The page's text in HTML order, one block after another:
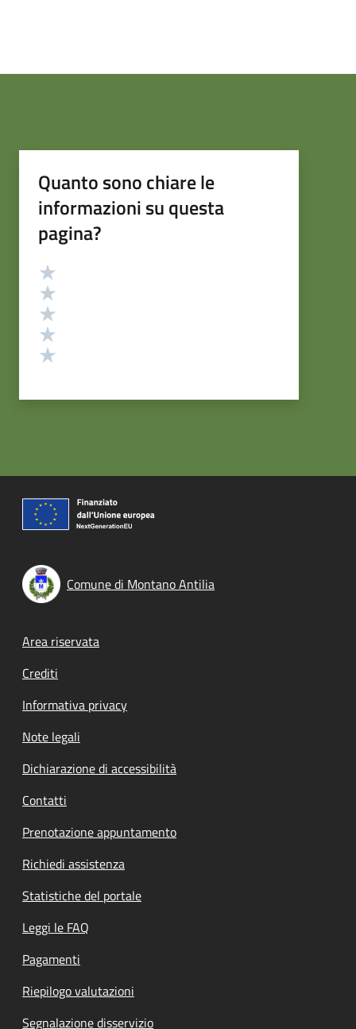
Quanto sono chiare le
informazioni su questa
pagina?
Valutazione
Comune di Montano Antilia
Footer menu
Area riservata
Crediti
Informativa privacy
Note legali
Dichiarazione di accessibilità
Contatti
Prenotazione appuntamento
Richiedi assistenza
Statistiche del portale
Leggi le FAQ
Pagamenti
Riepilogo valutazioni
Segnalazione disservizio